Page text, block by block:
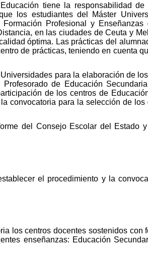
tiene la responsabilidad
los estudiantes del Máster
Formación Profesional y
en las ciudades de Ceuta y
óptima. Las prácticas del
de prácticas, teniendo en cuenta
para la elaboración de
de Educación
de los centros de
convocatoria para la selección de
del Consejo Escolar del Estado
el procedimiento y la
los centros docentes sostenidos
enseñanzas: Educación